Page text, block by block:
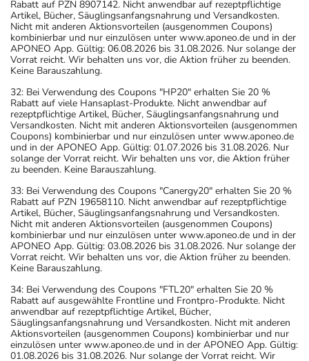
Rabatt auf PZN 8907142. Nicht anwendbar auf rezeptpflichtige
Artikel, Bücher, Säuglingsanfangsnahrung und Versandkosten.
Nicht mit anderen Aktionsvorteilen (ausgenommen Coupons)
kombinierbar und nur einzulösen unter www.aponeo.de und in der
APONEO App. Gültig: 06.08.2026 bis 31.08.2026. Nur solange der
Vorrat reicht. Wir behalten uns vor, die Aktion früher zu beenden.
Keine Barauszahlung.
32: Bei Verwendung des Coupons "HP20" erhalten Sie 20 %
Rabatt auf viele Hansaplast-Produkte. Nicht anwendbar auf
rezeptpflichtige Artikel, Bücher, Säuglingsanfangsnahrung und
Versandkosten. Nicht mit anderen Aktionsvorteilen (ausgenommen
Coupons) kombinierbar und nur einzulösen unter www.aponeo.de
und in der APONEO App. Gültig: 01.07.2026 bis 31.08.2026. Nur
solange der Vorrat reicht. Wir behalten uns vor, die Aktion früher
zu beenden. Keine Barauszahlung.
33: Bei Verwendung des Coupons "Canergy20" erhalten Sie 20 %
Rabatt auf PZN 19658110. Nicht anwendbar auf rezeptpflichtige
Artikel, Bücher, Säuglingsanfangsnahrung und Versandkosten.
Nicht mit anderen Aktionsvorteilen (ausgenommen Coupons)
kombinierbar und nur einzulösen unter www.aponeo.de und in der
APONEO App. Gültig: 03.08.2026 bis 31.08.2026. Nur solange der
Vorrat reicht. Wir behalten uns vor, die Aktion früher zu beenden.
Keine Barauszahlung.
34: Bei Verwendung des Coupons "FTL20" erhalten Sie 20 %
Rabatt auf ausgewählte Frontline und Frontpro-Produkte. Nicht
anwendbar auf rezeptpflichtige Artikel, Bücher,
Säuglingsanfangsnahrung und Versandkosten. Nicht mit anderen
Aktionsvorteilen (ausgenommen Coupons) kombinierbar und nur
einzulösen unter www.aponeo.de und in der APONEO App. Gültig:
01.08.2026 bis 31.08.2026. Nur solange der Vorrat reicht. Wir